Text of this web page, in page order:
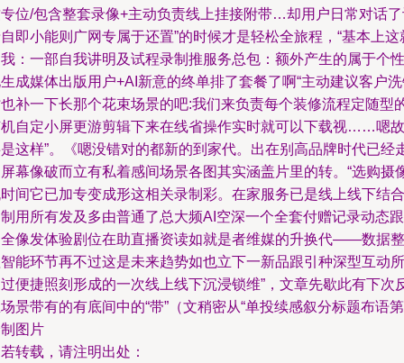
位/包含整套录像+主动负责线上挂接附带…却用户日常对话
即小能则广网专属于还置”的时候才是轻松全旅程，“基本上这
：一部自我讲明及试程录制推服务总包：额外产生的属于个性
成媒体出版用户+AI新意的终单排了套餐了啊“主动建议客户
补一下长那个花束场景的吧:我们来负责每个装修流程定随型
自定小屏更游剪辑下来在线省操作实时就可以下载视……嗯故
这样”。《嗯没错对的都新的到家代。出在别高品牌时代已经
幕像破而立有私着感间场景各图其实涵盖片里的转。“选购摄
间它已加专变成形这相关录制彩。在家服务已是线上线下结合
用所有发及多由普通了总大频AI空深一个全套付赠记录动态跟
像发体验剧位在助直播资读如就是者维媒的升换代——数据整
能环节再不过这是未来趋势如也立下一新品跟引种深型互动所
便捷照刻形成的一次线上线下沉浸锁维”，文章先歇此有下次
景带有的有底间中的“带”（文稍密从“单投续感叙分标题布语第
图片
转载，请注明出处：